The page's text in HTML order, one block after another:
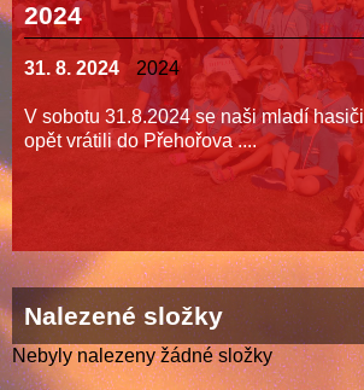
2024
31. 8. 2024 2024
V sobotu 31.8.2024 se naši mladí hasiči
opět vrátili do Přehořova ....
Nalezené složky
Nebyly nalezeny žádné složky